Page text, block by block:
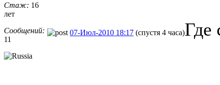
Стаж: 16
лет
Сообщений:
11
07-Июл-2010 18:17 (спустя 4 часа)Где